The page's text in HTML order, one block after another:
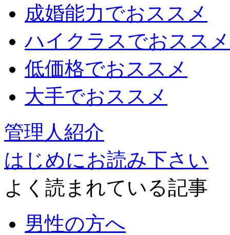
成婚能力でおススメ
ハイクラスでおススメ
低価格でおススメ
大手でおススメ
管理人紹介
はじめにお読み下さい
よく読まれている記事
男性の方へ